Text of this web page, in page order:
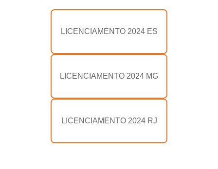
LICENCIAMENTO 2024 ES
LICENCIAMENTO 2024 MG
LICENCIAMENTO 2024 RJ